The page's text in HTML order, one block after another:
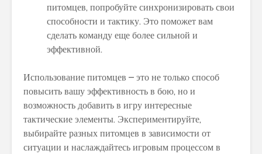
питомцев, попробуйте синхронизировать свои
способности и тактику. Это поможет вам
сделать команду еще более сильной и
эффективной.
Использование питомцев – это не только способ
повысить вашу эффективность в бою, но и
возможность добавить в игру интересные
тактические элементы. Экспериментируйте,
выбирайте разных питомцев в зависимости от
ситуации и наслаждайтесь игровым процессом в